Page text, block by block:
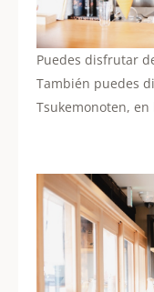
Puedes disfrutar
También puedes
Tsukemonoten,